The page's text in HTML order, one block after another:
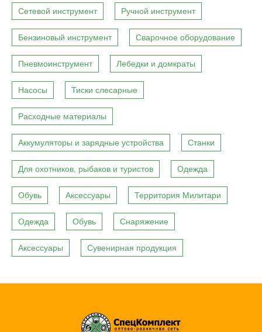
Сетевой инструмент Ручной инструмент
Бензиновый инструмент Сварочное оборудование
Пневмоинструмент Лебедки и домкраты
Насосы Тиски слесарные
Расходные материалы
Аккумуляторы и зарядные устройства Станки
Для охотников, рыбаков и туристов Одежда
Обувь Аксессуары Территория Милитари
Одежда Обувь Снаряжение
Аксессуары Сувенирная продукция